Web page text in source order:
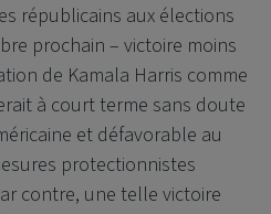
républicains aux élections
prochain – victoire moins
de Kamala Harris comme
à court terme sans doute
et défavorable au
protectionnistes
contre, une telle victoire